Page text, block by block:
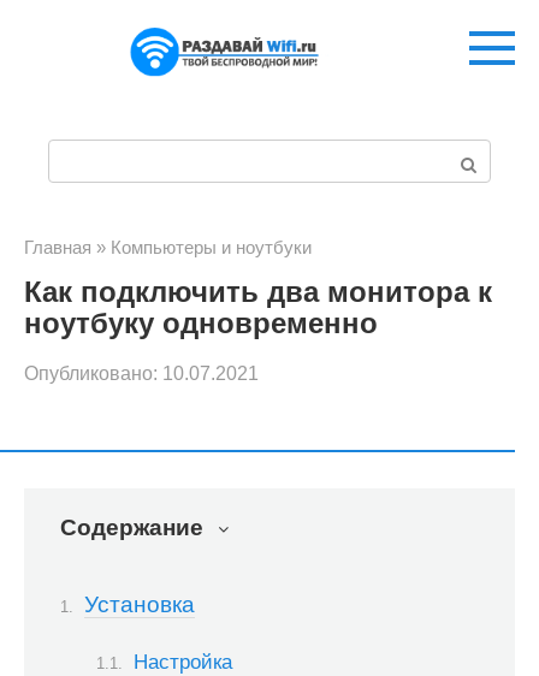
и
с
к
Главная » Компьютеры и ноутбуки
Как подключить два монитора к
ноутбуку одновременно
Опубликовано: 10.07.2021
Содержание
Установка
Настройка